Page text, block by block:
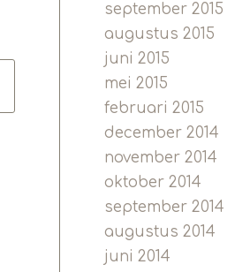
september 2015
augustus 2015
juni 2015
mei 2015
februari 2015
december 2014
november 2014
oktober 2014
september 2014
augustus 2014
juni 2014